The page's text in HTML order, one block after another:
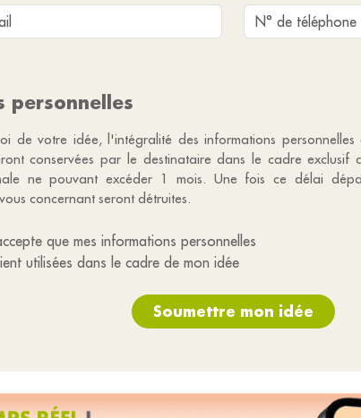
personnelles
de votre idée, l'intégralité des informations
conservées par le destinataire dans le cadre exclusif
ne pouvant excéder 1 mois. Une fois ce délai
concernant seront détruites.
que mes informations personnelles
utilisées dans le cadre de mon idée
Soumettre mon idée